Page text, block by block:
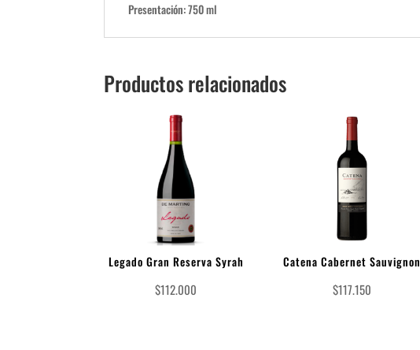
Presentación: 750 ml
Productos relacionados
Legado Gran Reserva Syrah
$112.000
Catena Cabernet Sauvignon
$117.150